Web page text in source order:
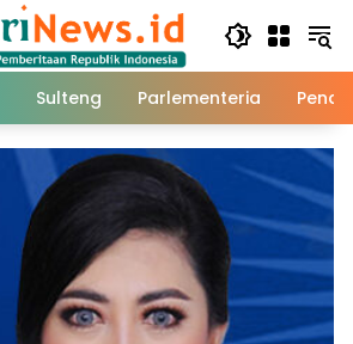
Sulteng Parlementeria